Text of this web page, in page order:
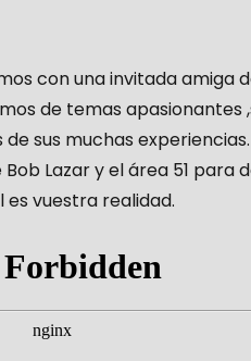
con una invitada amiga
de temas apasionantes
sus muchas
Lazar y el área 51 para
es vuestra realidad.